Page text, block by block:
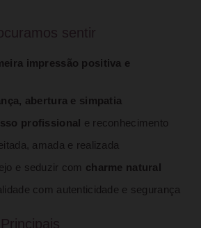
sentir
impressão positiva e
abertura e simpatia
profissional
e reconhecimento
amada e realizada
e seduzir com charme natural
com autenticidade e segurança